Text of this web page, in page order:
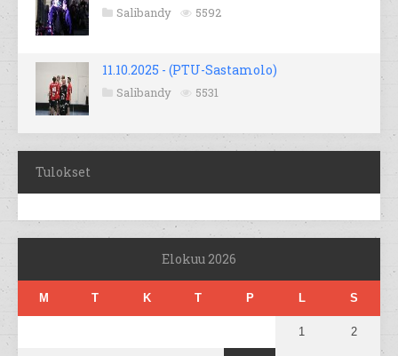
Salibandy 5592
11.10.2025 - (PTU-Sastamolo)
Salibandy 5531
Tulokset
Elokuu 2026
M T K T P L S
1 2